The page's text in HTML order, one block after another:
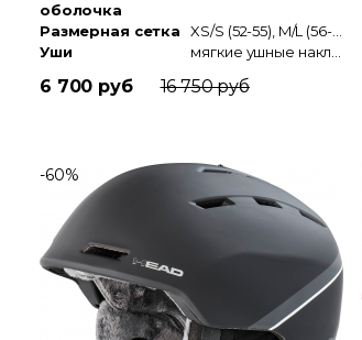
оболочка
Размерная сетка
XS/S (52-55), M/L (56-59)
Уши
6 700 руб 16 750 руб
-60%